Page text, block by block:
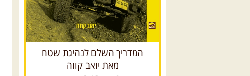
המדריך השלם לנהיגת שטח
מאת יואב קווה